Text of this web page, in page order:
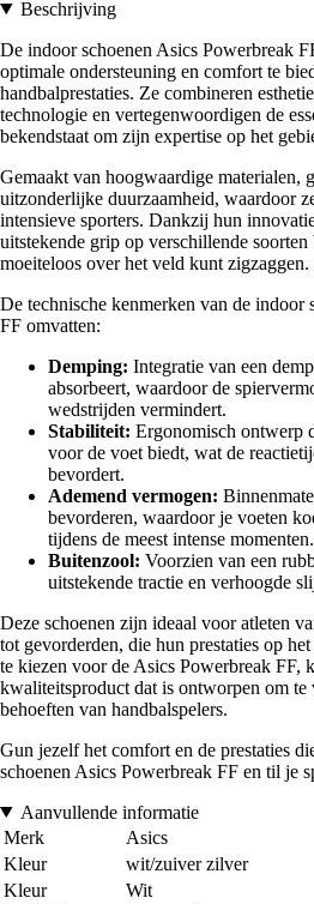
Beschrijving
De indoor schoenen Asics Powerbreak
optimale ondersteuning en comfort te
handbalprestaties. Ze combineren
technologie en vertegenwoordigen de
bekendstaat om zijn expertise op het
Gemaakt van hoogwaardige materialen,
uitzonderlijke duurzaamheid, waardoor
intensieve sporters. Dankzij hun
uitstekende grip op verschillende
moeiteloos over het veld kunt zigzaggen.
De technische kenmerken van de indoor
FF omvatten:
Demping: Integratie van een
absorbeert, waardoor de
wedstrijden vermindert.
Stabiliteit: Ergonomisch ontwerp
voor de voet biedt, wat de
bevordert.
Ademend vermogen:
bevorderen, waardoor je voeten
tijdens de meest intense momenten.
Buitenzool: Voorzien van een
uitstekende tractie en verhoogde
Deze schoenen zijn ideaal voor atleten
tot gevorderden, die hun prestaties op
te kiezen voor de Asics Powerbreak FF,
kwaliteitsproduct dat is ontworpen om te
behoeften van handbalspelers.
Gun jezelf het comfort en de prestaties
schoenen Asics Powerbreak FF en til je
Aanvullende informatie
Merk
Asics
Kleur
wit/zuiver zilver
Kleur
Wit